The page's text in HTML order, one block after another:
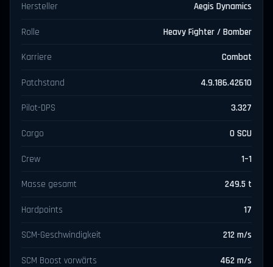
Hersteller Aegis Dynamics
Rolle Heavy Fighter / Bomber
Karriere Combat
Patchstand 4.9.186.42610
Pilot-DPS 3.327
Cargo 0 SCU
Crew 1–1
Masse gesamt 249.5 t
Hardpoints 17
SCM-Geschwindigkeit 212 m/s
SCM Boost vorwärts 462 m/s